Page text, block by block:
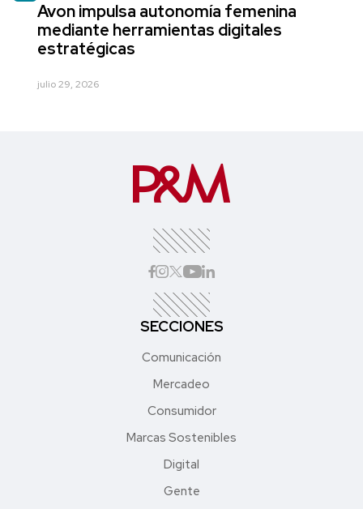
Avon impulsa autonomía femenina
mediante herramientas digitales
estratégicas
julio 29, 2026
SECCIONES
Comunicación
Mercadeo
Consumidor
Marcas Sostenibles
Digital
Gente